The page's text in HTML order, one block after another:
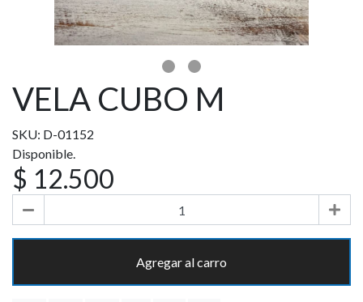
VELA CUBO M
SKU: D-01152
Disponible.
$ 12.500
Agregar al carro